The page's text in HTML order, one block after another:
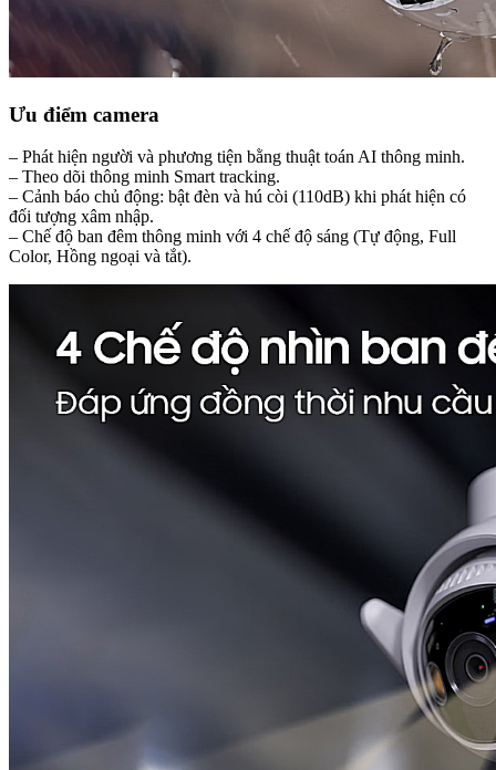
Ưu điểm camera
– Phát hiện người và phương tiện bằng thuật toán AI thông minh.
– Theo dõi thông minh Smart tracking.
– Cảnh báo chủ động: bật đèn và hú còi (110dB) khi phát hiện có
đối tượng xâm nhập.
– Chế độ ban đêm thông minh với 4 chế độ sáng (Tự động, Full
Color, Hồng ngoại và tắt).